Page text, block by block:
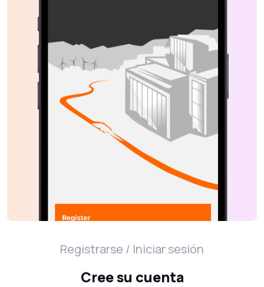
Registrarse / Iniciar sesión
Cree su cuenta